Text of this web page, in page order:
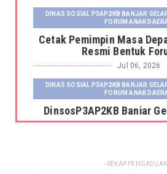
DINAS SOSIAL P3AP2KB BANJAR
FORUM ANAK
Cetak Pemimpin Masa
Resmi Bentuk
Jul 06, 2026
DINAS SOSIAL P3AP2KB BANJAR
FORUM ANAK
DinsosP3AP2KB Banjar
Pemutakhiran dan
FORUM ANAK
- REKAP